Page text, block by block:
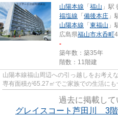
山陽本線 「 福山 」駅
福塩線 「 備後本庄 」
山陽本線 「 東福山 」
広島県福山市水呑町
-
築年数：築35年
階数：11階建
山陽本線福山周辺への引っ越しをお考え
専有面積が65.27㎡でご家族での生活に
過去に掲載して
グレイスコート芦田川 3